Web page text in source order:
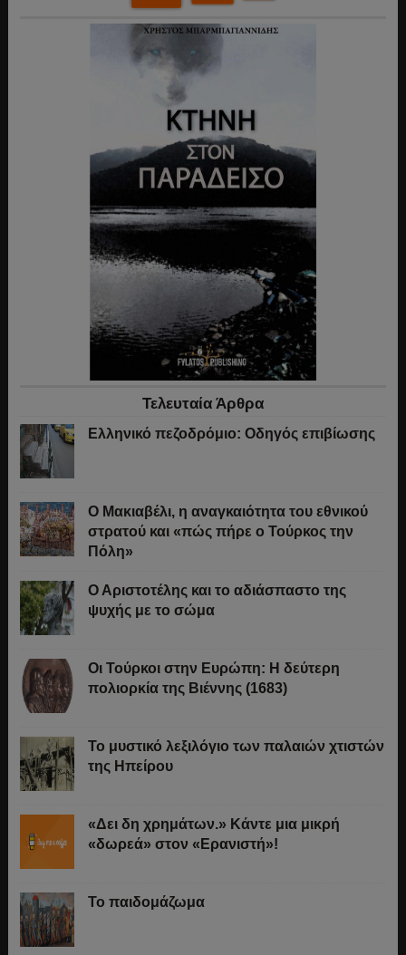
Τελευταία Άρθρα
Ελληνικό πεζοδρόμιο: Οδηγός επιβίωσης
Ο Μακιαβέλι, η αναγκαιότητα του εθνικού
στρατού και «πώς πήρε ο Τούρκος την
Πόλη»
Ο Αριστοτέλης και το αδιάσπαστο της
ψυχής με το σώμα
Οι Τούρκοι στην Ευρώπη: Η δεύτερη
πολιορκία της Βιέννης (1683)
Το μυστικό λεξιλόγιο των παλαιών χτιστών
της Ηπείρου
«Δει δη χρημάτων.» Κάντε μια μικρή
«δωρεά» στον «Ερανιστή»!
Το παιδομάζωμα